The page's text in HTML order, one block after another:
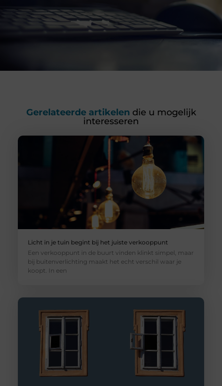
Gerelateerde artikelen die u mogelijk
interesseren
Licht in je tuin begint bij het juiste verkooppunt
Een verkooppunt in de buurt vinden klinkt simpel, maar
bij buitenverlichting maakt het echt verschil waar je
koopt. In een